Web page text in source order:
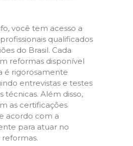
você tem acesso a
qualificados
do Brasil. Cada
reformas disponível
é rigorosamente
entrevistas e testes
técnicas. Além disso,
as certificações
acordo com a
para atuar no